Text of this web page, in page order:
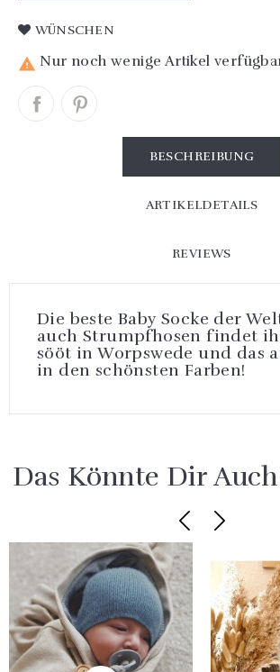
WÜNSCHEN
 Nur noch wenige Artikel
BESCHREIBUNG
ARTIKELDETAILS
REVIEWS
Die beste Baby Socke der
auch Strumpfhosen findet
sööt in Worpswede und das
in den schönsten Farben!
Das Könnte Dir